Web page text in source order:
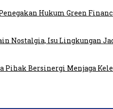
Hukum Green
Nostalgia, Isu Lingkungan
Pihak Bersinergi Menjaga